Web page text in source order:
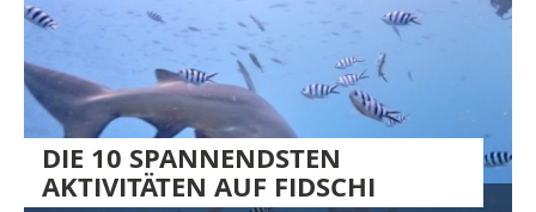
DIE 10 SPANNENDSTEN
AKTIVITÄTEN AUF FIDSCHI